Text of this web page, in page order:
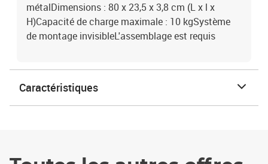
métalDimensions : 80 x 23,5 x 3,8 cm (L x l x
H)Capacité de charge maximale : 10 kgSystème
de montage invisibleL'assemblage est requis
Caractéristiques